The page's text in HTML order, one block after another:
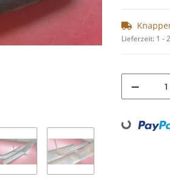
Lieferzeit: 1 -
Loading...